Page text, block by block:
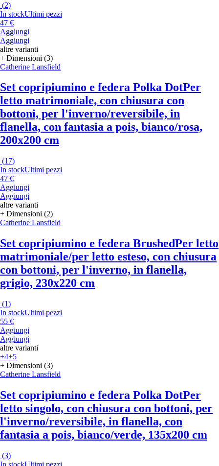
(2)
In stockUltimi pezzi
47 €
Aggiungi
Aggiungi
altre varianti
+ Dimensioni (3)
Catherine Lansfield
Set copripiumino e federa Polka DotPer
letto matrimoniale, con chiusura con
bottoni, per l'inverno/reversibile, in
flanella, con fantasia a pois, bianco/rosa,
200x200 cm
(17)
In stockUltimi pezzi
47 €
Aggiungi
Aggiungi
altre varianti
+ Dimensioni (2)
Catherine Lansfield
Set copripiumino e federa BrushedPer letto
matrimoniale/per letto esteso, con chiusura
con bottoni, per l'inverno, in flanella,
grigio, 230x220 cm
(1)
In stockUltimi pezzi
55 €
Aggiungi
Aggiungi
altre varianti
+4+5
+ Dimensioni (3)
Catherine Lansfield
Set copripiumino e federa Polka DotPer
letto singolo, con chiusura con bottoni, per
l'inverno/reversibile, in flanella, con
fantasia a pois, bianco/verde, 135x200 cm
(3)
In stockUltimi pezzi